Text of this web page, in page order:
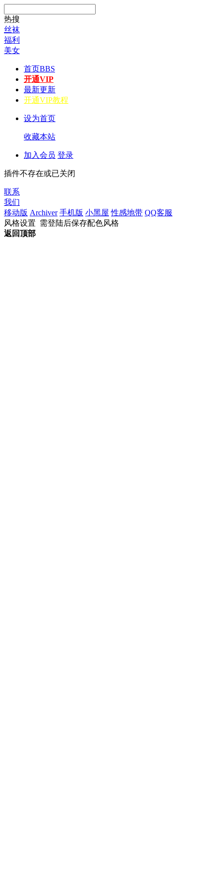
热搜
丝袜
福利
美女
首页BBS
开通VIP
最新更新
开通VIP教程
设为首页
收藏本站
加入会员 登录
插件不存在或已关闭
联系
我们
移动版 Archiver 手机版 小黑屋 性感地带 QQ客服
风格设置 需登陆后保存配色风格
返回顶部